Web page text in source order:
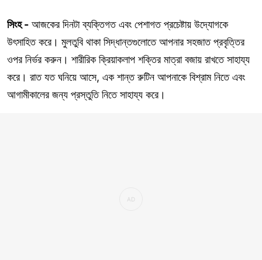
সিংহ - আজকের দিনটা ব্যক্তিগত এবং পেশাগত প্রচেষ্টায় উদ্যোগকে
উৎসাহিত করে। মুলতুবি থাকা সিদ্ধান্তগুলোতে আপনার সহজাত প্রবৃত্তির
ওপর নির্ভর করুন। শারীরিক ক্রিয়াকলাপ শক্তির মাত্রা বজায় রাখতে সাহায্য
করে। রাত যত ঘনিয়ে আসে, এক শান্ত রুটিন আপনাকে বিশ্রাম নিতে এবং
আগামীকালের জন্য প্রস্তুতি নিতে সাহায্য করে।